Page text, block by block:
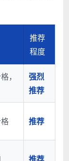
推荐
程度
，
强烈
推荐
推荐